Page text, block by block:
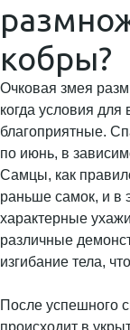
кобры?
Очковая змея
когда условия
благоприятные.
по июнь, в
Самцы, как
раньше самок, и в
характерные
различные
изгибание тела,
После успешного
происходит в